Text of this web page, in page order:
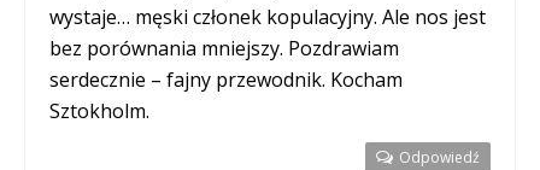
wystaje… męski członek kopulacyjny. Ale nos jest
bez porównania mniejszy. Pozdrawiam
serdecznie – fajny przewodnik. Kocham
Sztokholm.
Odpowiedź